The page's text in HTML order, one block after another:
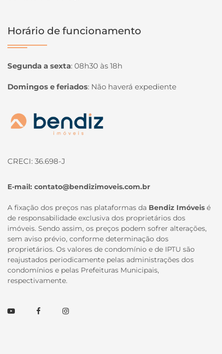
Horário de funcionamento
Segunda a sexta: 08h30 às 18h
Domingos e feriados: Não haverá expediente
Página inicial
CRECI: 36.698-J
E-mail: contato@bendizimoveis.com.br
A fixação dos preços nas plataformas da Bendiz Imóveis é
de responsabilidade exclusiva dos proprietários dos
imóveis. Sendo assim, os preços podem sofrer alterações,
sem aviso prévio, conforme determinação dos
proprietários. Os valores de condomínio e de IPTU são
reajustados periodicamente pelas administrações dos
condomínios e pelas Prefeituras Municipais,
respectivamente.
YoutubeFacebookInstagram